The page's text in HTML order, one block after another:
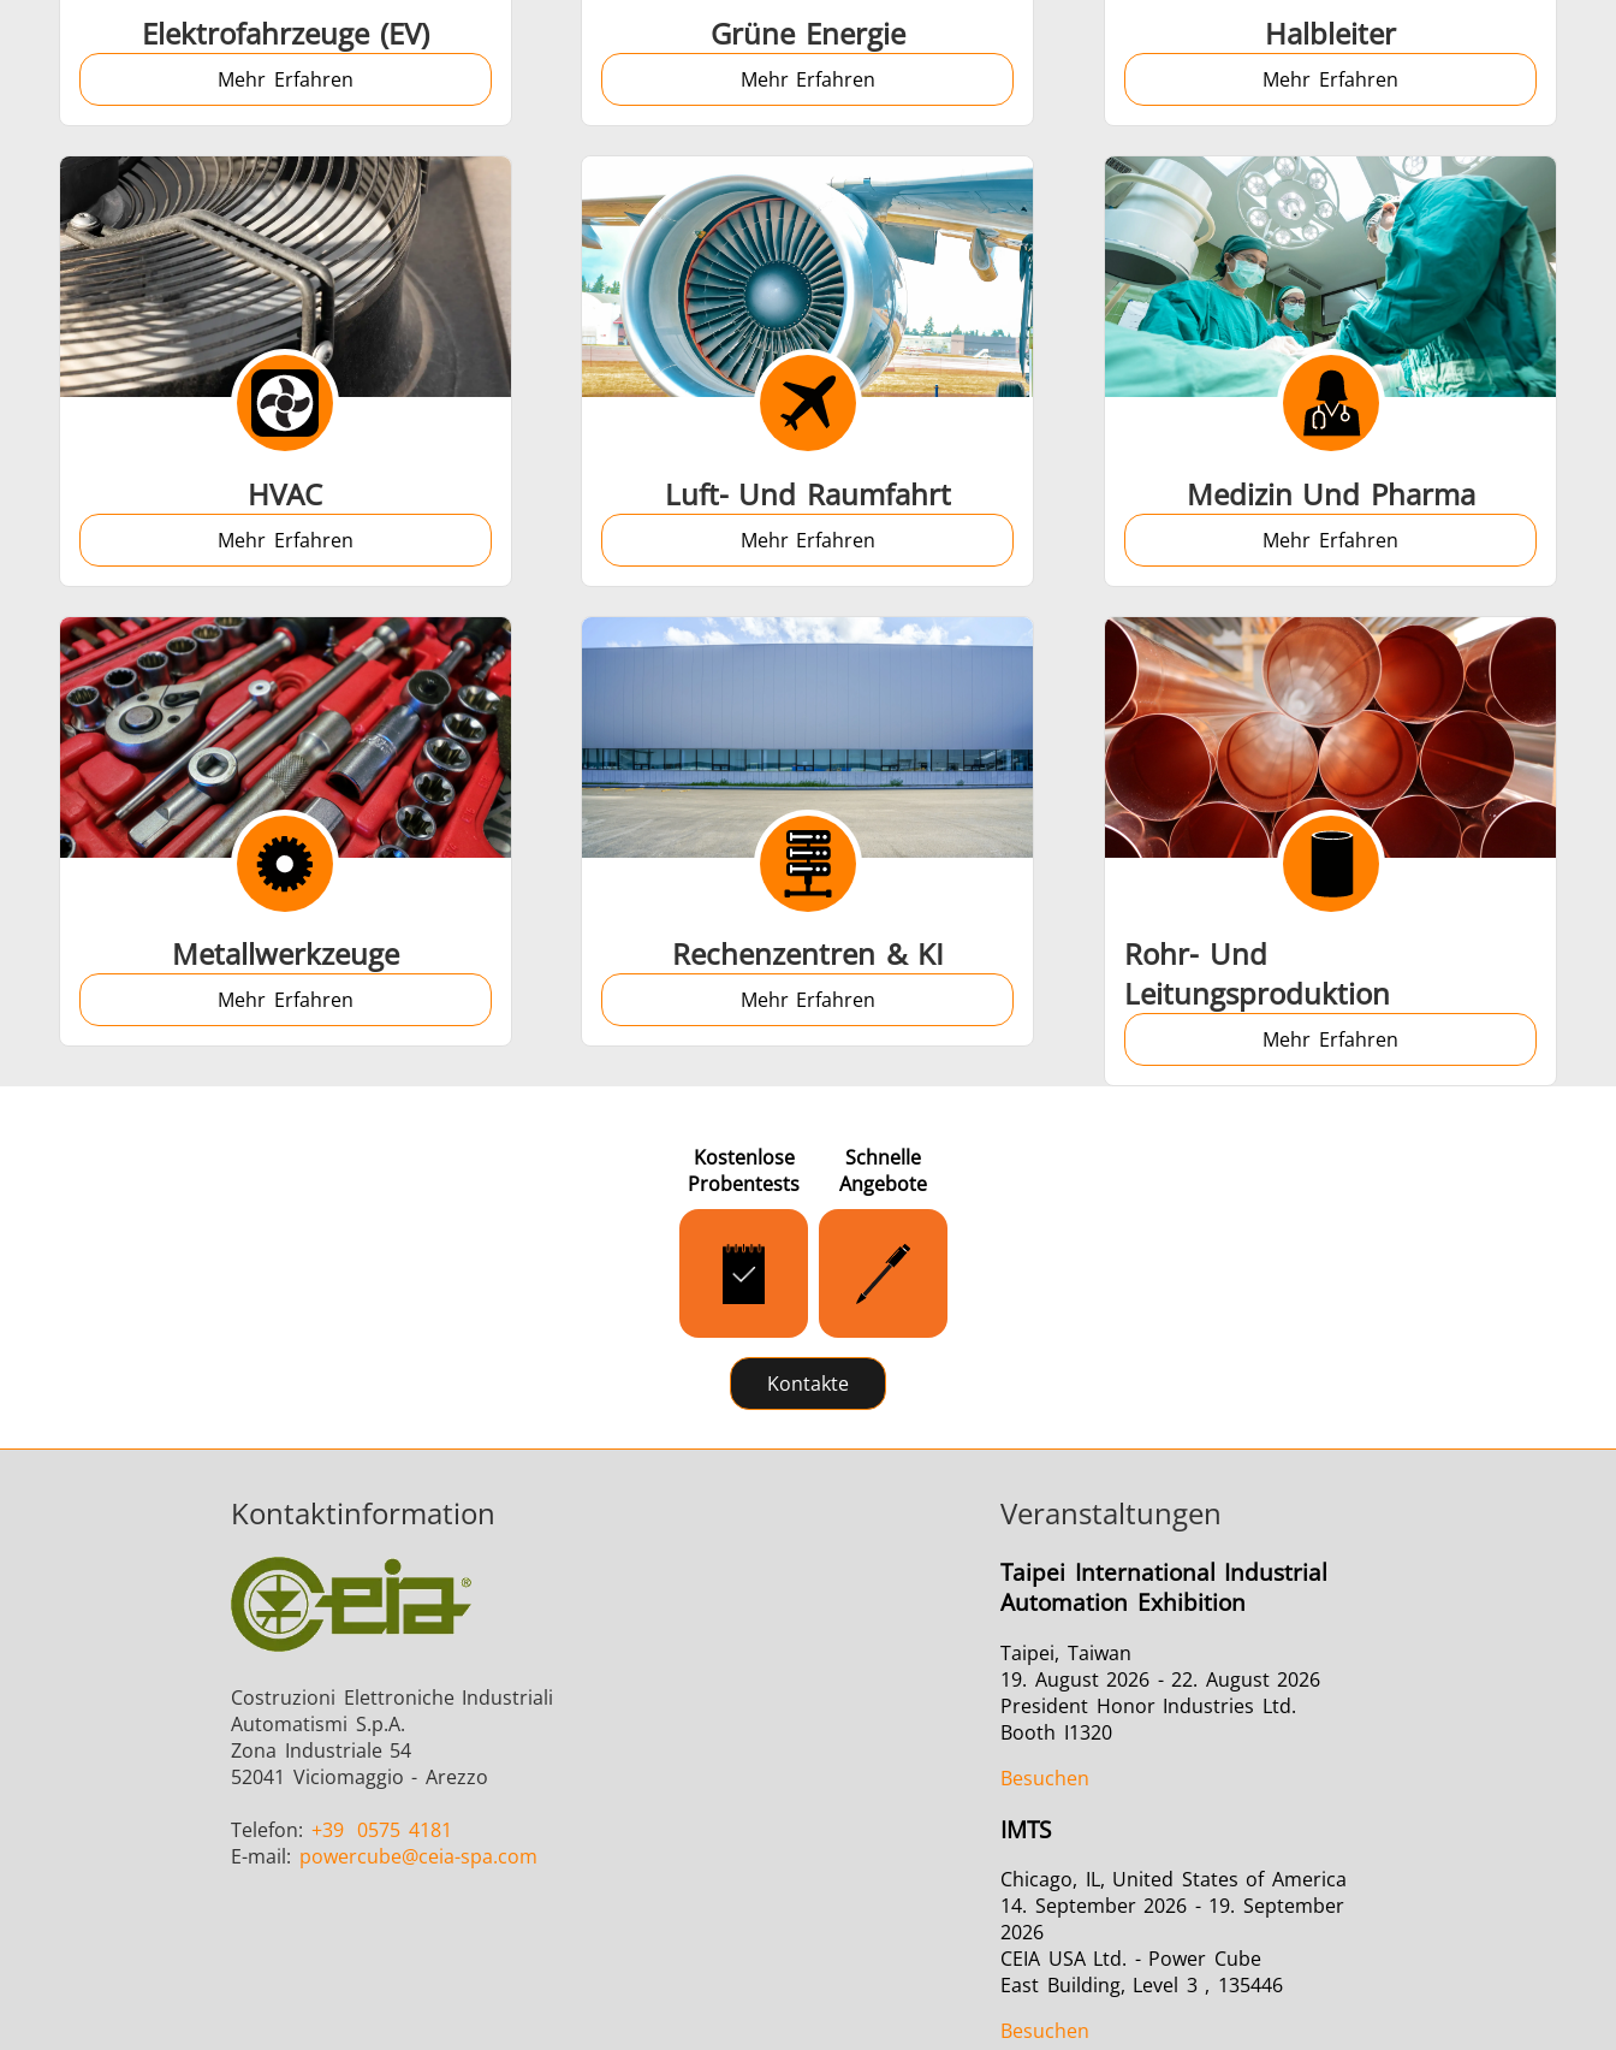
Grüne Energie Halbleiter HVAC Luft- und Raumfahrt
Medizin und Pharma Metallwerkzeuge Rechenzentren & KI Rohr- und Leitungsproduktion
Elektrofahrzeuge (EV)
Mehr Erfahren
Grüne Energie
Mehr Erfahren
Halbleiter
Mehr Erfahren
HVAC
Mehr Erfahren
Luft- Und Raumfahrt
Mehr Erfahren
Medizin Und Pharma
Mehr Erfahren
Metallwerkzeuge
Mehr Erfahren
Rechenzentren & KI
Mehr Erfahren
Rohr- Und
Leitungsproduktion
Mehr Erfahren
Kostenlose
Probentests
Schnelle
Angebote
Kontakte
Kontaktinformation
Costruzioni Elettroniche Industriali
Automatismi S.p.A.
Zona Industriale 54
52041 Viciomaggio - Arezzo
Telefon: +39 0575 4181
E-mail: powercube@ceia-spa.com
Veranstaltungen
Taipei International Industrial
Automation Exhibition
Taipei, Taiwan
19. August 2026 - 22. August 2026
President Honor Industries Ltd.
Booth I1320
Besuchen
IMTS
Chicago, IL, United States of America
14. September 2026 - 19. September
2026
CEIA USA Ltd. - Power Cube
East Building, Level 3 , 135446
Besuchen